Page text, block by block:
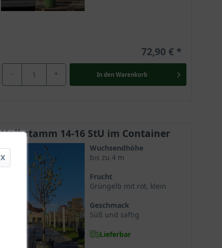
72,90 €
- + In den Warenkorb
Halbstamm 14-16 StU im Container
Wuchsendhöhe
bis zu 4 m
Frucht
Grüngelb mit rot, klein
Geschmack
Süß und saftig
Lieferbar
X